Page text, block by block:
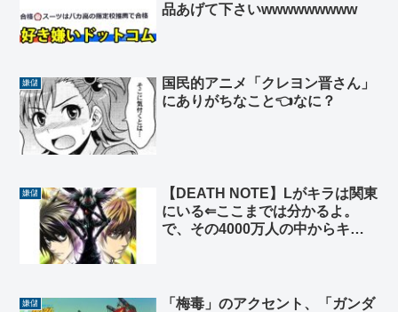
品あげて下さいwwwwwwwww
嫌儲
国民的アニメ「クレヨン晋さん」
にありがちなこと👈なに？
嫌儲
【DEATH NOTE】Lがキラは関東
にいる⇐ここまでは分かるよ。
で、その4000万人の中からキラ
嫌儲
「梅毒」のアクセント、「ガンダ